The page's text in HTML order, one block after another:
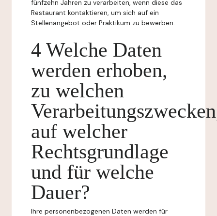
fünfzehn Jahren zu verarbeiten, wenn diese das
Restaurant kontaktieren, um sich auf ein
Stellenangebot oder Praktikum zu bewerben.
4 Welche Daten
werden erhoben,
zu welchen
auf welcher
Rechtsgrundlage
und für welche
Dauer?
Ihre personenbezogenen Daten werden für